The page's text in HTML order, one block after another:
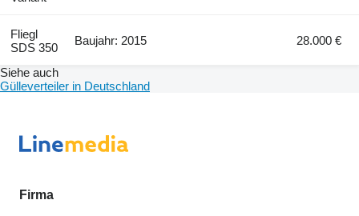
Fliegl
SDS 350
Baujahr: 2015 28.000 €
Siehe auch
Gülleverteiler in Deutschland
Firma